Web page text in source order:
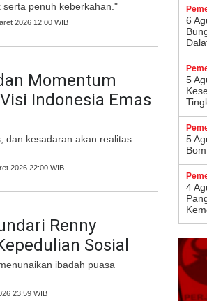
penuh keberkahan."
2026 12:00 WIB
Momentum
Indonesia Emas
dan kesadaran akan realitas
2026 22:00 WIB
Renny
Sosial
ibadah puasa
23:59 WIB
6
5
5
4